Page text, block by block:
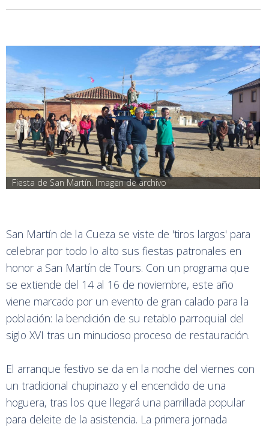
Fiesta de San Martín. Imagen de archivo
San Martín de la Cueza se viste de 'tiros largos' para
celebrar por todo lo alto sus fiestas patronales en
honor a San Martín de Tours. Con un programa que
se extiende del 14 al 16 de noviembre, este año
viene marcado por un evento de gran calado para la
población: la bendición de su retablo parroquial del
siglo XVI tras un minucioso proceso de restauración.
El arranque festivo se da en la noche del viernes con
un tradicional chupinazo y el encendido de una
hoguera, tras los que llegará una parrillada popular
para deleite de la asistencia. La primera jornada